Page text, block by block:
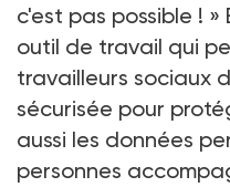
c'est pas possible ! »
outil de travail qui
travailleurs sociaux
sécurisée pour
aussi les données
personnes